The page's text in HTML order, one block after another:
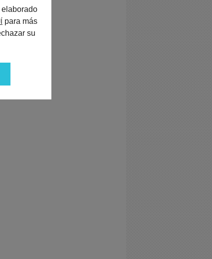
para más
su